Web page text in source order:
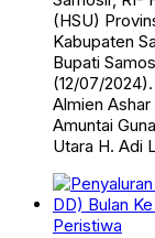
(HSU)
Kabupaten
Bupati
(12/07/
Almien
Amuntai
Utara H. Adi
Peristiwa